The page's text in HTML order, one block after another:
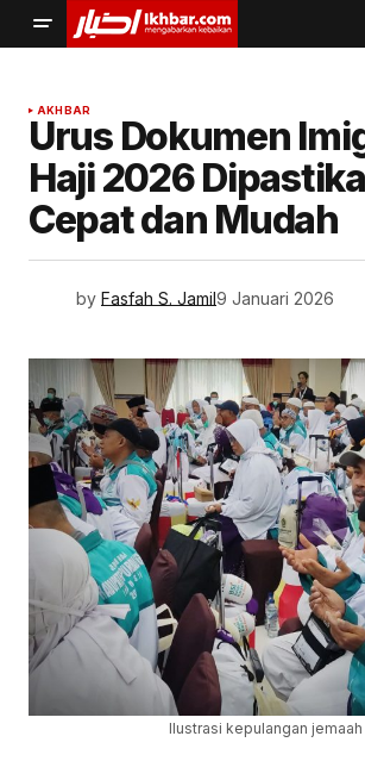
AKHBAR
Urus Dokumen
Haji 2026
Cepat dan Mudah
by Fasfah S. Jamil9 Januari 2026
Ilustrasi kepulangan